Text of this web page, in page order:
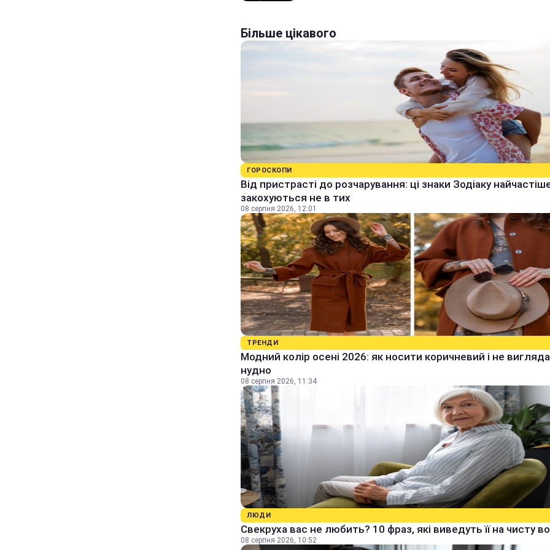
Більше цікавого
ГОРОСКОПИ
Від пристрасті до розчарування: ці знаки Зодіаку
закохуються не в тих
08 серпня 2026, 12:01
ТРЕНДИ
Модний колір осені 2026: як носити коричневий і не
нудно
08 серпня 2026, 11:34
ЛЮДИ
Свекруха вас не любить? 10 фраз, які виведуть її на чисту
08 серпня 2026, 10:52